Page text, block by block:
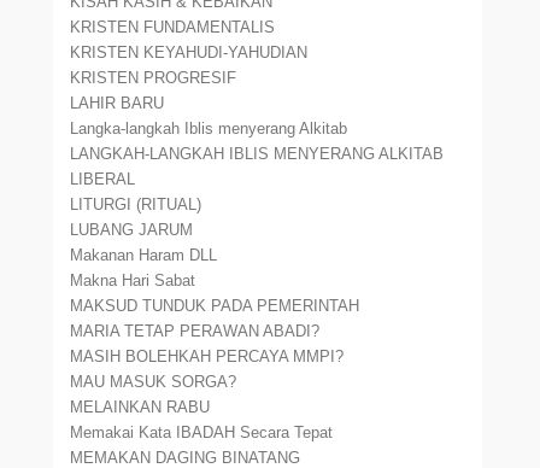
KRISTEN FUNDAMENTALIS
KRISTEN KEYAHUDI-YAHUDIAN
KRISTEN PROGRESIF
LAHIR BARU
Langka-langkah Iblis menyerang Alkitab
LANGKAH-LANGKAH IBLIS MENYERANG ALKITAB
LIBERAL
LITURGI (RITUAL)
LUBANG JARUM
Makanan Haram DLL
Makna Hari Sabat
MAKSUD TUNDUK PADA PEMERINTAH
MARIA TETAP PERAWAN ABADI?
MASIH BOLEHKAH PERCAYA MMPI?
MAU MASUK SORGA?
MELAINKAN RABU
Memakai Kata IBADAH Secara Tepat
MEMAKAN DAGING BINATANG